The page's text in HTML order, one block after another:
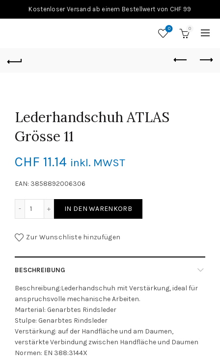
Kostenloser Versand ab einem Bestellwert von CHF 99
0 0
Lederhandschuh ATLAS
Grösse 11
CHF 11.14 inkl. MWST
EAN: 3858892006306
IN DEN WARENKORB
Zur Wunschliste hinzufügen
BESCHREIBUNG
Beschreibung:Lederhandschuh mit Verstärkung, ideal für
anspruchsvolle mechanische Arbeiten.
Marterial: Genarbtes Rindsleder
Stulpe: Genarbtes Rindsleder
Verstärkung: auf der Handfläche und am Daumen,
verstärkte Verbindung zwischen Handfläche und Daumen
Normen: EN 388:3144X